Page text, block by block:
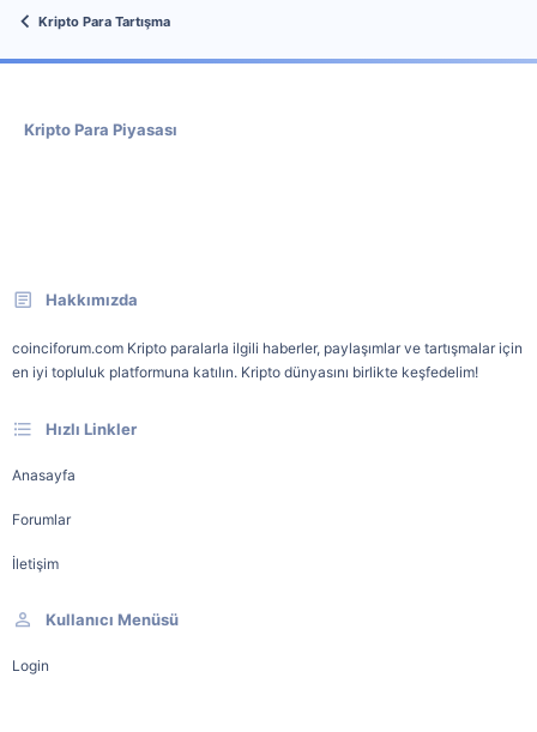
Kripto Para Tartışma
Kripto Para Piyasası
Hakkımızda
coinciforum.com Kripto paralarla ilgili haberler, paylaşımlar ve tartışmalar için
en iyi topluluk platformuna katılın. Kripto dünyasını birlikte keşfedelim!
Hızlı Linkler
Anasayfa
Forumlar
İletişim
Kullanıcı Menüsü
Login